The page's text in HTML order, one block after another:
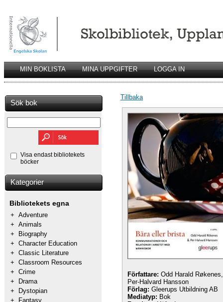
MIN BOKLISTA MINA UPPGIFTER LOGGA IN
Sök bok
Visa endast bibliotekets
böcker
Kategorier
Bibliotekets egna
+ Adventure
+ Animals
+
Biography
+ Character Education
+ Classic Literature
+ Classroom Resources
+ Crime
+
Drama
+
Dystopian
+
Fantasy
Tillbaka
Författare: Odd Harald Røkenes,
Per-Halvard Hansson
Förlag: Gleerups Utbildning AB
Mediatyp: Bok